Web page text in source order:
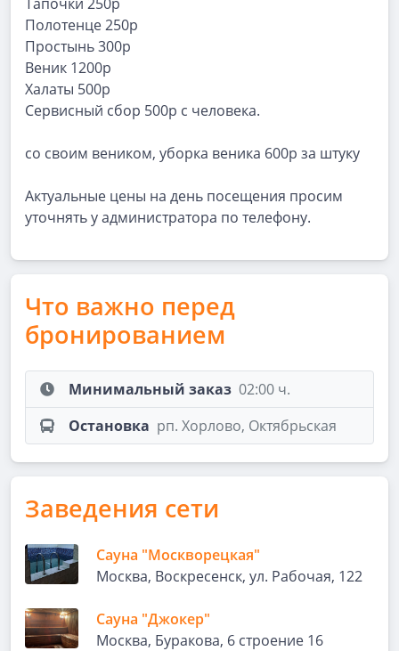
Полотенце 250р
Простынь 300р
Веник 1200р
Халаты 500р
Сервисный сбор 500р с человека.
со своим веником, уборка веника 600р за штуку
Актуальные цены на день посещения просим
уточнять у администратора по телефону.
Что важно перед
бронированием
Минимальный заказ 02:00 ч.
Остановка рп. Хорлово, Октябрьская
Заведения сети
Сауна "Москворецкая"
Москва, Воскресенск, ул. Рабочая, 122
Сауна "Джокер"
Москва, Буракова, 6 строение 16